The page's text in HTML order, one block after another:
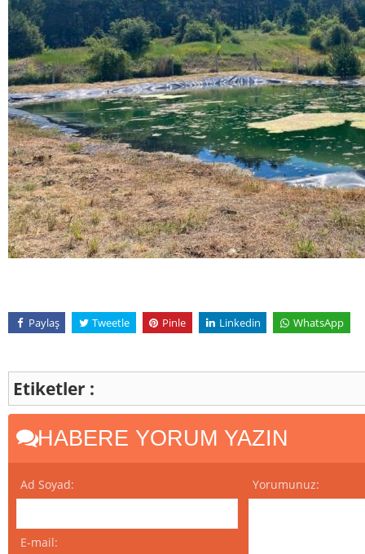
Paylaş Tweetle Pinle Linkedin WhatsApp
Etiketler :
HABERE YORUM YAZIN
Ad Soyad:
E-mail:
Yorumunuz: